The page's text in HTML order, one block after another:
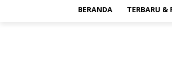
BERANDA TERBARU &